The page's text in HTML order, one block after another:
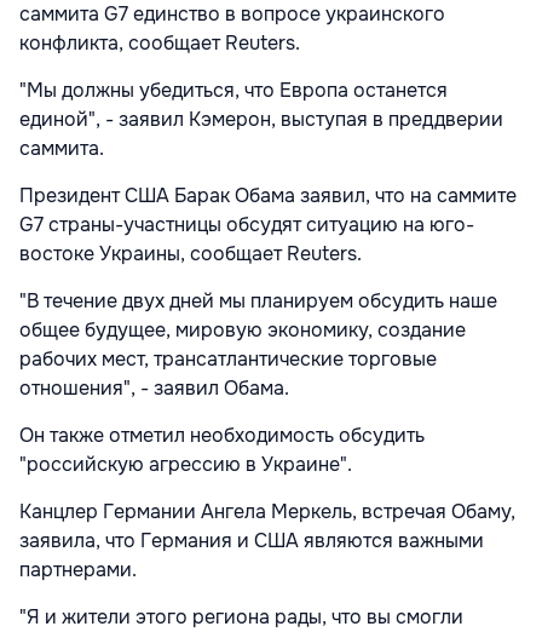
саммита G7 единство в вопросе украинского
конфликта, сообщает Reuters.
"Мы должны убедиться, что Европа останется
единой", - заявил Кэмерон, выступая в преддверии
саммита.
Президент США Барак Обама заявил, что на саммите
G7 страны-участницы обсудят ситуацию на юго-
востоке Украины, сообщает Reuters.
"В течение двух дней мы планируем обсудить наше
общее будущее, мировую экономику, создание
рабочих мест, трансатлантические торговые
отношения", - заявил Обама.
Он также отметил необходимость обсудить
"российскую агрессию в Украине".
Канцлер Германии Ангела Меркель, встречая Обаму,
заявила, что Германия и США являются важными
партнерами.
"Я и жители этого региона рады, что вы смогли